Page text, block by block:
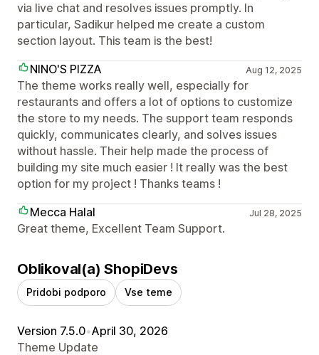
via live chat and resolves issues promptly. In
particular, Sadikur helped me create a custom
section layout. This team is the best!
NINO'S PIZZA
Aug 12, 2025
The theme works really well, especially for
restaurants and offers a lot of options to customize
the store to my needs. The support team responds
quickly, communicates clearly, and solves issues
without hassle. Their help made the process of
building my site much easier ! It really was the best
option for my project ! Thanks teams !
Mecca Halal
Jul 28, 2025
Great theme, Excellent Team Support.
Oblikoval(a) ShopiDevs
Pridobi podporo Vse teme
Version 7.5.0•April 30, 2026
Theme Update